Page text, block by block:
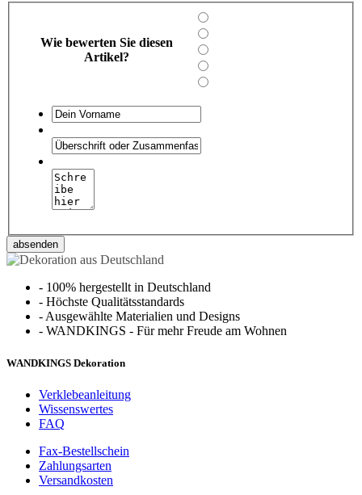
Wie bewerten Sie diesen
Artikel?
absenden
- 100% hergestellt in Deutschland
- Höchste Qualitätsstandards
-Ausgewählte Materialien und Designs
- WANDKINGS - Für mehr Freude am Wohnen
WANDKINGS Dekoration
Verklebeanleitung
Wissenswertes
FAQ
Fax-Bestellschein
Zahlungsarten
Versandkosten